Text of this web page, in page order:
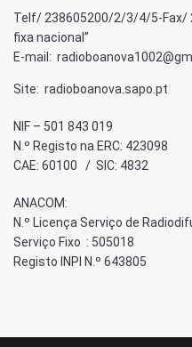
Telf/ 238605200/2/3/4/5-Fax/
fixa nacional”
E-mail:
Site: radioboanova.sapo.pt
NIF – 501 843 019
N.º Registo na ERC: 423098
CAE: 60100 / SIC: 4832
ANACOM:
N.º Licença Serviço de
Serviço Fixo : 505018
Registo INPI N.º 643805